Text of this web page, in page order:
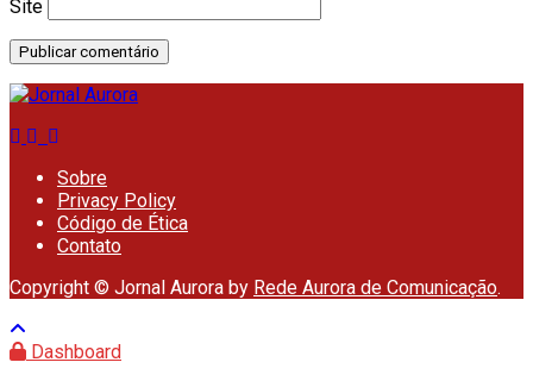
Site
Sobre
Privacy Policy
Código de Ética
Contato
Copyright © Jornal Aurora by Rede Aurora de Comunicação.
Dashboard